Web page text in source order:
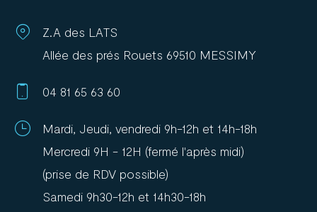
Z.A des LATS
Allée des prés Rouets 69510 MESSIMY
04 81 65 63 60
Mardi, Jeudi, vendredi 9h-12h et 14h-18h
Mercredi 9H - 12H (fermé l'après midi)
(prise de RDV possible)
Samedi 9h30-12h et 14h30-18h